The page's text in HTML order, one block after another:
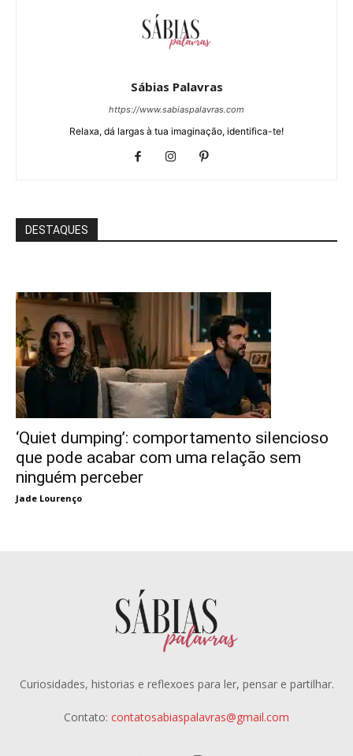
Sábias Palavras
https://www.sabiaspalavras.com
Relaxa, dá largas à tua imaginação, identifica-te!
DESTAQUES
‘Quiet dumping’: comportamento silencioso
que pode acabar com uma relação sem
ninguém perceber
Jade Lourenço
Curiosidades, historias e reflexoes para ler, pensar e partilhar.
Contato: contatosabiaspalavras@gmail.com